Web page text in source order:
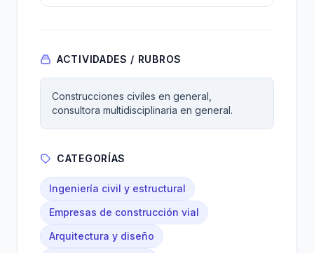
ACTIVIDADES / RUBROS
Construcciones civiles en general,
consultora multidisciplinaria en general.
CATEGORÍAS
Ingeniería civil y estructural
Empresas de construcción vial
Arquitectura y diseño